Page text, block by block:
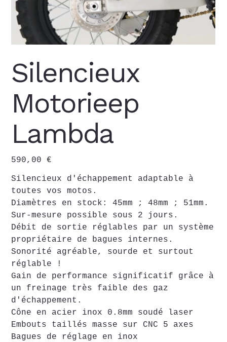
Silencieux
Motorieep
Lambda
Prix
590,00 €
Silencieux d'échappement adaptable à
toutes vos motos.
Diamètres en stock: 45mm ; 48mm ; 51mm.
Sur-mesure possible sous 2 jours.
Débit de sortie réglables par un système
propriétaire de bagues internes.
Sonorité agréable, sourde et surtout
réglable !
Gain de performance significatif grâce à
un freinage très faible des gaz
d'échappement.
Cône en acier inox 0.8mm soudé laser
Embouts taillés masse sur CNC 5 axes
Bagues de réglage en inox